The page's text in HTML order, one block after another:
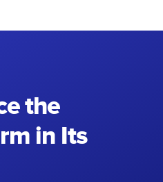
the
in Its